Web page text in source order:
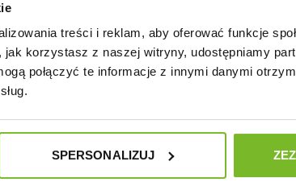
treści i reklam, aby oferować funkcje
korzystasz z naszej witryny, udostępniamy
połączyć te informacje z innymi danymi
SPERSONALIZUJ
DOSTAWA 0 ZŁ